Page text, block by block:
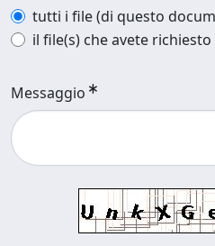
tutti i file (di questo
il file(s) che avete richiesto
Messaggio